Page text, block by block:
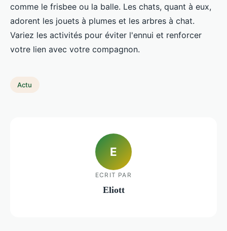
comme le frisbee ou la balle. Les chats, quant à eux,
adorent les jouets à plumes et les arbres à chat.
Variez les activités pour éviter l'ennui et renforcer
votre lien avec votre compagnon.
Actu
E
ECRIT PAR
Eliott